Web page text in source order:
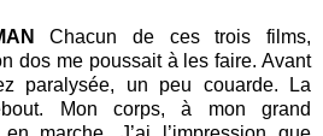
Chacun de ces trois films,
dos me poussait à les faire. Avant
paralysée, un peu couarde. La
Mon corps, à mon grand